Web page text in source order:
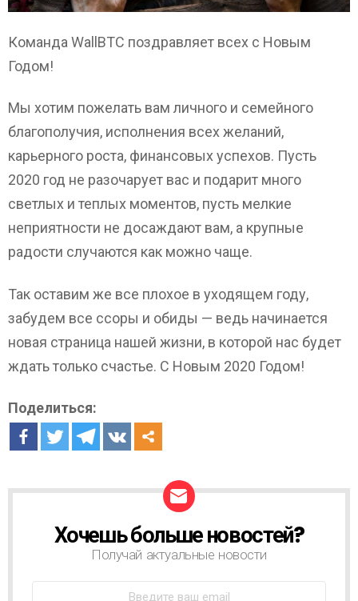
Команда WallBTC поздравляет всех с Новым
Годом!
Мы хотим пожелать вам личного и семейного
благополучия, исполнения всех желаний,
карьерного роста, финансовых успехов. Пусть
2020 год не разочарует вас и подарит много
светлых и теплых моментов, пусть мелкие
неприятности не досаждают вам, а крупные
радости случаются как можно чаще.
Так оставим же все плохое в уходящем году,
забудем все ссоры и обиды — ведь начинается
новая страница нашей жизни, в которой нас будет
ждать только счастье. С Новым 2020 Годом!
Поделиться:
О
Хочешь больше новостей?
Получай актуальные новости